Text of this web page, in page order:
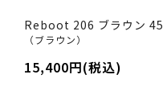
Reboot 206 ブラウン 45
（ブラウン）
15,400円(税込)